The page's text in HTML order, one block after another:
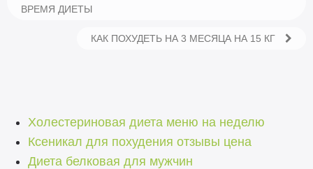
ВРЕМЯ ДИЕТЫ
КАК ПОХУДЕТЬ НА 3 МЕСЯЦА НА 15 КГ
Холестериновая диета меню на неделю
Ксеникал для похудения отзывы цена
Диета белковая для мужчин